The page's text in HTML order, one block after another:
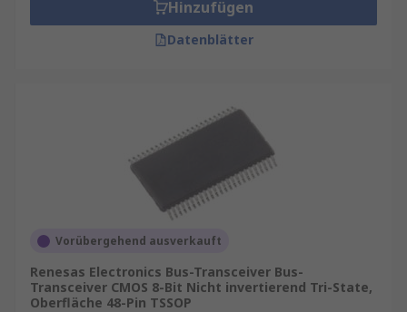
Hinzufügen
Datenblätter
Vorübergehend ausverkauft
Renesas Electronics Bus-Transceiver Bus-
Transceiver CMOS 8-Bit Nicht invertierend Tri-State,
Oberfläche 48-Pin TSSOP